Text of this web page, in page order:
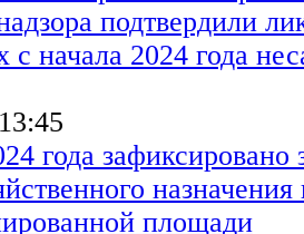
подтвердили
с начала 2024 года
года зафиксировано
назначения
площади